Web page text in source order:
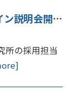
【新卒募集】オンライン説明会開催のお知らせ📢
所の採用担当